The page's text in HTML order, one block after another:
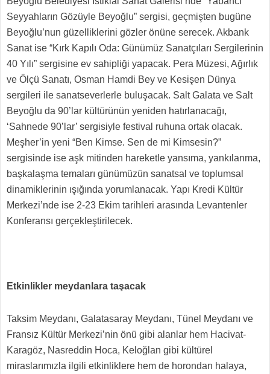
Seyyahların Gözüyle Beyoğlu” sergisi, geçmişten bugüne
Beyoğlu’nun güzelliklerini gözler önüne serecek. Akbank
Sanat ise “Kırk Kapılı Oda: Günümüz Sanatçıları Sergilerinin
40 Yılı” sergisine ev sahipliği yapacak. Pera Müzesi, Ağırlık
ve Ölçü Sanatı, Osman Hamdi Bey ve Kesişen Dünya
sergileri ile sanatseverlerle buluşacak. Salt Galata ve Salt
Beyoğlu da 90’lar kültürünün yeniden hatırlanacağı,
‘Sahnede 90’lar’ sergisiyle festival ruhuna ortak olacak.
Meşher’in yeni “Ben Kimse. Sen de mi Kimsesin?”
sergisinde ise aşk mitinden hareketle yansıma, yankılanma,
başkalaşma temaları günümüzün sanatsal ve toplumsal
dinamiklerinin ışığında yorumlanacak. Yapı Kredi Kültür
Merkezi’nde ise 2-23 Ekim tarihleri arasında Levantenler
Konferansı gerçekleştirilecek.
Etkinlikler meydanlara taşacak
Taksim Meydanı, Galatasaray Meydanı, Tünel Meydanı ve
Fransız Kültür Merkezi’nin önü gibi alanlar hem Hacivat-
Karagöz, Nasreddin Hoca, Keloğlan gibi kültürel
miraslarımızla ilgili etkinliklere hem de horondan halaya,